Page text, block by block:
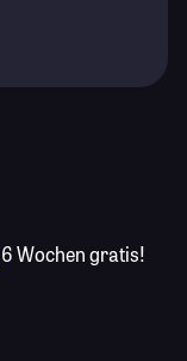
6 Wochen gratis!